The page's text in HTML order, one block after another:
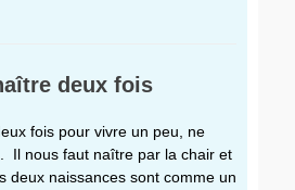
deux fois
fois pour vivre un peu, ne
Il nous faut naître par la chair et
deux naissances sont comme un